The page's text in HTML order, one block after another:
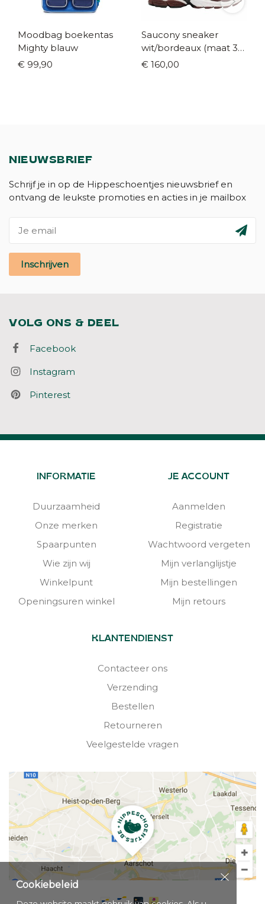
Moodbag boekentas
Mighty blauw
€ 99,90
Saucony sneaker
wit/bordeaux (maat 35-
42)
€ 160,00
NIEUWSBRIEF
Schrijf je in op de Hippeschoentjes nieuwsbrief en
ontvang de leukste promoties en acties in je mailbox
Inschrijven
VOLG ONS & DEEL
Facebook
Instagram
Pinterest
INFORMATIE
Duurzaamheid
Onze merken
Spaarpunten
Wie zijn wij
Winkelpunt
Openingsuren winkel
JE ACCOUNT
Aanmelden
Registratie
Wachtwoord vergeten
Mijn verlanglijstje
Mijn bestellingen
Mijn retours
KLANTENDIENST
Contacteer ons
Verzending
Bestellen
Retourneren
Veelgestelde vragen
Cookiebeleid